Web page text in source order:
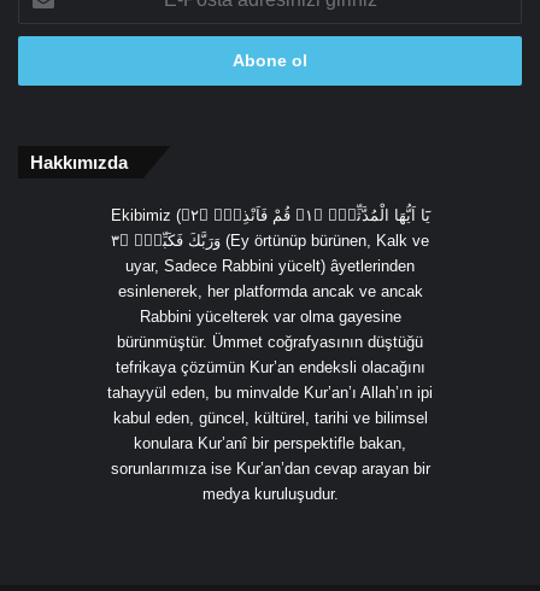
Posta
adresinizi
Hakkımızda
Ekibimiz (يَٓا اَيُّهَا الْمُدَّثِّرُۙ ﴿١﴾ قُمْ فَاَنْذِرْۙ ﴿٢﴾
وَرَبَّكَ فَكَبِّرْۙ ﴿٣ (Ey örtünüp bürünen, Kalk ve
uyar, Sadece Rabbini yücelt) âyetlerinden
esinlenerek, her platformda ancak ve ancak
Rabbini yücelterek var olma gayesine
bürünmüştür. Ümmet coğrafyasının düştüğü
tefrikaya çözümün Kur’an endeksli olacağını
tahayyül eden, bu minvalde Kur’an’ı Allah’ın ipi
kabul eden, güncel, kültürel, tarihi ve bilimsel
konulara Kur’anî bir perspektifle bakan,
sorunlarımıza ise Kur’an’dan cevap arayan bir
medya kuruluşudur.